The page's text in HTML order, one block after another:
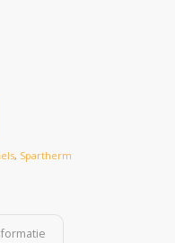
, Spartherm